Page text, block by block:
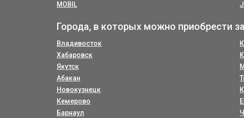
MOBIL
Города, в которых можно приобрести
Владивосток
Хабаровск
Якутск
Абакан
Новокузнецк
Кемерово
Барнаул